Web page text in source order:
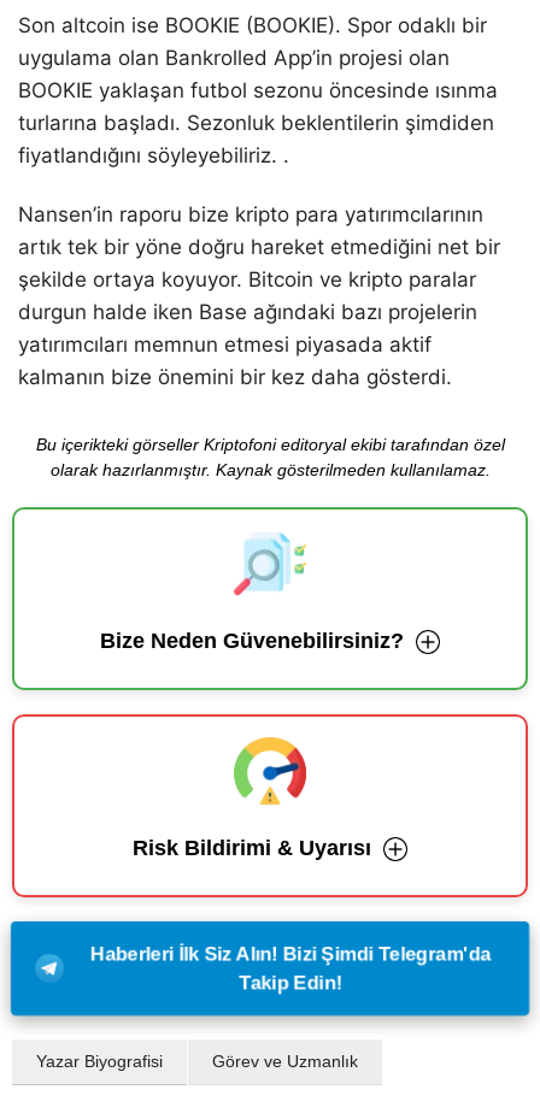
Son altcoin ise BOOKIE (BOOKIE). Spor odaklı bir
uygulama olan Bankrolled App’in projesi olan
BOOKIE yaklaşan futbol sezonu öncesinde ısınma
turlarına başladı. Sezonluk beklentilerin şimdiden
fiyatlandığını söyleyebiliriz. .
Nansen’in raporu bize kripto para yatırımcılarının
artık tek bir yöne doğru hareket etmediğini net bir
şekilde ortaya koyuyor. Bitcoin ve kripto paralar
durgun halde iken Base ağındaki bazı projelerin
yatırımcıları memnun etmesi piyasada aktif
kalmanın bize önemini bir kez daha gösterdi.
Bu içerikteki görseller Kriptofoni editoryal ekibi tarafından özel
olarak hazırlanmıştır. Kaynak gösterilmeden kullanılamaz.
Bize Neden Güvenebilirsiniz?
Risk Bildirimi & Uyarısı
Haberleri İlk Siz Alın! Bizi Şimdi Telegram'da
Takip Edin!
Yazar Biyografisi Görev ve Uzmanlık